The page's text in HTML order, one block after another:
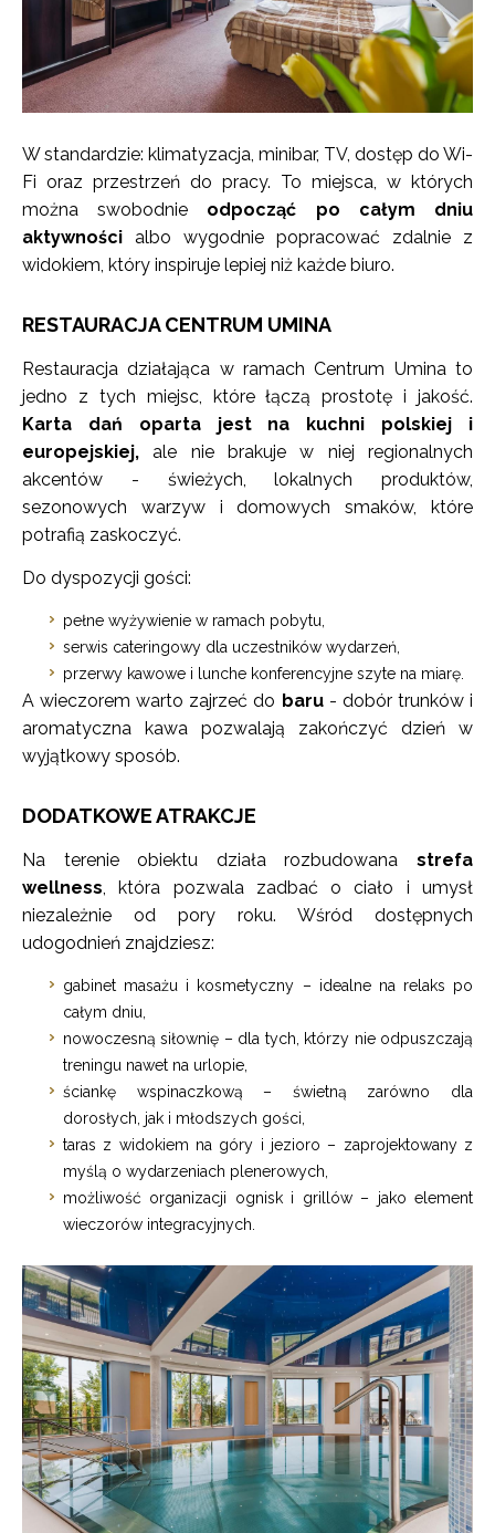
W standardzie: klimatyzacja, minibar, TV, dostęp do Wi-
Fi oraz przestrzeń do pracy. To miejsca, w których
można swobodnie odpocząć po całym dniu
aktywności albo wygodnie popracować zdalnie z
widokiem, który inspiruje lepiej niż każde biuro.
RESTAURACJA CENTRUM UMINA
Restauracja działająca w ramach Centrum Umina to
jedno z tych miejsc, które łączą prostotę i jakość.
Karta dań oparta jest na kuchni polskiej i
europejskiej,ale nie brakuje w niej regionalnych
akcentów - świeżych, lokalnych produktów,
sezonowych warzyw i domowych smaków, które
potrafią zaskoczyć.
Do dyspozycji gości:
pełne wyżywienie w ramach pobytu,
serwis cateringowy dla uczestników wydarzeń,
przerwy kawowe i lunche konferencyjne szyte na miarę.
A wieczorem warto zajrzeć do baru- dobór trunków i
aromatyczna kawa pozwalają zakończyć dzień w
wyjątkowy sposób.
DODATKOWE ATRAKCJE
Na terenie obiektu działa rozbudowana strefa
wellness, która pozwala zadbać o ciało i umysł
niezależnie od pory roku. Wśród dostępnych
udogodnień znajdziesz:
gabinet masażu i kosmetyczny – idealne na relaks po
całym dniu,
nowoczesną siłownię – dla tych, którzy nie odpuszczają
treningu nawet na urlopie,
ściankę wspinaczkową – świetną zarówno dla
dorosłych, jak i młodszych gości,
taras z widokiem na góry i jezioro – zaprojektowany z
myślą o wydarzeniach plenerowych,
możliwość organizacji ognisk i grillów – jako element
wieczorów integracyjnych.